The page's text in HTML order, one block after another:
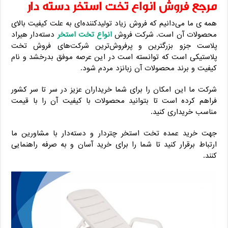
مرجع فروش انواع تخت استخر دسته دار
همه ‌ی ما می‌دانیم که فروش زیاد تولید‌کننده‌ای به علت کیفیت بالای
محصولات آن است. شرکت فروشانواع تخت استخر دسته‌دار هیراد
پلاست جزو بزرگترین و پرفروش‌ترین شرکت‌های فروش تخت
پلاستیکی است که توانسته است در این عرصه موفق بدرخشد و نام
کیفیت و برند محصولات آن زبانزد مردم شود.
شرکت ما این امکان را برای شما خریداران عزیز در سر تا سر کشور
فراهم کرده است تا بتوانید محصولات با کیفیت آن را با قیمت
مناسب خریداری کنید.
جهت خرید عمده تخت استخر چتردار و دسته‌دار با مشاورین ما
ارتباط برقرار کنید تا شما را برای خرید آسان و به صرفه راهنمایی
کنند.